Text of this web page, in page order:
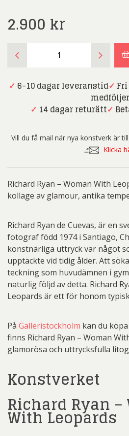
2.900 kr
Ryan
Woman
Leopards
✓ 6-10 dagar leveranstid✓
medföljer
✓ 14 dagar returätt✓
Vill du få mail när nya konstverk är
Klicka
Richard Ryan – Woman With
kollage av glamour, antika
Richard Ryan de Cuevas, är en
fotograf född 1974 i Santiago,
konstnärliga uttryck var något
upptäckte vid tidig ålder. Att
teckning som huvudämnen i
naturlig följd av detta. Richard
Leopards är ett för honom
På Galleristockholm kan du
finns Richard Ryan – Woman
glamorösa och uttrycksfulla
Konstverket
Richard Ryan –
With Leopards